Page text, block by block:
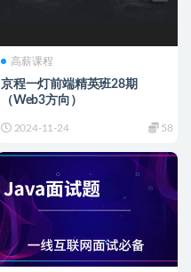
高薪课程
京程一灯前端精英班28期
（Web3方向）
2024-11-24 58